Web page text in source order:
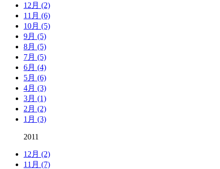
12月 (2)
11月 (6)
10月 (5)
9月 (5)
8月 (5)
7月 (5)
6月 (4)
5月 (6)
4月 (3)
3月 (1)
2月 (2)
1月 (3)
2011
12月 (2)
11月 (7)